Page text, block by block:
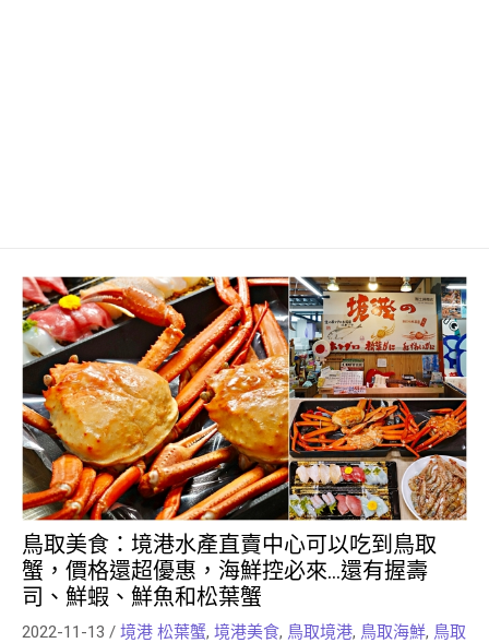
鳥取美食：境港⽔產直賣中⼼可以吃到鳥取
蟹，價格還超優惠，海鮮控必來…還有握壽
司、鮮蝦、鮮魚和松葉蟹
2022-11-13 / 境港 松葉蟹, 境港美食, 鳥取境港, 鳥取海鮮, 鳥取